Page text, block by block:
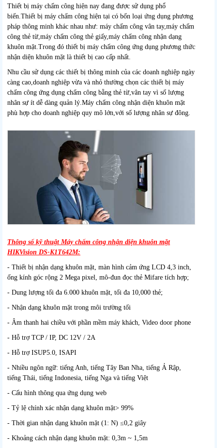
Thiết bị máy chấm công hiện nay đang được sử dụng phổ
biến.Thiết bị máy chấm công hiện tại có bốn loại ứng dụng phương
pháp thông minh khác nhau như: máy chấm công vân tay,máy chấm
công thẻ từ,máy chấm công thẻ giấy,máy chấm công nhận dạng
khuôn mặt.Trong đó thiết bị máy chấm công ứng dụng phương thức
nhận diện khuôn mặt là thiết bị cao cấp nhất.
Nhu cầu sử dụng các thiết bị thông minh của các doanh nghiệp ngày
càng cao,doanh nghiệp vừa và nhỏ thường chọn các thiết bị máy
chấm công ứng dụng chấm công bằng thẻ từ,vân tay vì số lượng
nhân sự ít dễ dàng quản lý.Máy chấm công nhận diện khuôn mặt
phù hợp cho doanh nghiệp quy mô lớn,với số lượng nhân sự đông.
Thông số kỹ thuật Máy chấm công nhận diện khuôn mặt
HIKVision DS-K1T642M:
- Thiết bị nhận dạng khuôn mặt, màn hình cảm ứng LCD 4,3 inch,
ống kính góc rộng 2 Mega pixel, mô-đun đọc thẻ Mifare tích hợp;
- Dung lượng tối đa 6.000 khuôn mặt, tối đa 10,000 thẻ;
- Nhận dạng khuôn mặt trong môi trường tối
- Âm thanh hai chiều với phần mềm máy khách, Video door phone
- Hỗ trợ TCP / IP, DC 12V / 2A
- Hỗ trợ ISUP5.0, ISAPI
- Nhiều ngôn ngữ: tiếng Anh, tiếng Tây Ban Nha, tiếng Ả Rập,
tiếng Thái, tiếng Indonesia, tiếng Nga và tiếng Việt
- Cấu hình thông qua ứng dụng web
- Tỷ lệ chính xác nhận dạng khuôn mặt> 99%
- Thời gian nhận dạng khuôn mặt (1: N) ≤0,2 giây
- Khoảng cách nhận dạng khuôn mặt: 0,3m ~ 1,5m